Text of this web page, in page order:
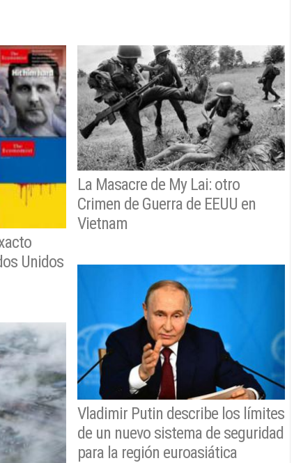
Unidos
La Masacre de My Lai: otro
Crimen de Guerra de EEUU en
Vietnam
Vladimir Putin describe los límites
de un nuevo sistema de seguridad
para la región euroasiática